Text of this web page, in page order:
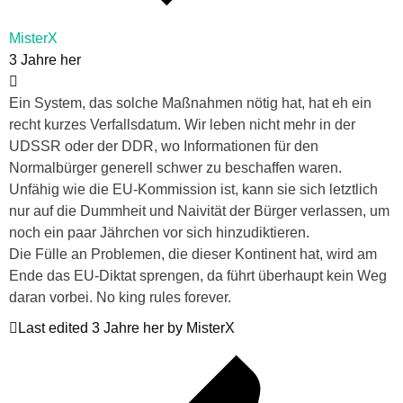
MisterX
3 Jahre her
Ein System, das solche Maßnahmen nötig hat, hat eh ein
recht kurzes Verfallsdatum. Wir leben nicht mehr in der
UDSSR oder der DDR, wo Informationen für den
Normalbürger generell schwer zu beschaffen waren.
Unfähig wie die EU-Kommission ist, kann sie sich letztlich
nur auf die Dummheit und Naivität der Bürger verlassen, um
noch ein paar Jährchen vor sich hinzudiktieren.
Die Fülle an Problemen, die dieser Kontinent hat, wird am
Ende das EU-Diktat sprengen, da führt überhaupt kein Weg
daran vorbei. No king rules forever.
Last edited 3 Jahre her by MisterX